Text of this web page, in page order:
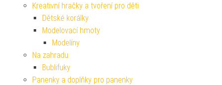
Kreativní hračky a tvoření pro děti
Dětské korálky
Modelovací hmoty
Modelíny
Na zahradu
Bublifuky
Panenky a doplňky pro panenky